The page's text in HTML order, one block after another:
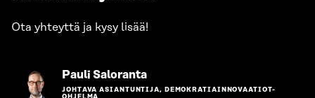
Ota yhteyttä ja kysy lisää!
Pauli SalorantaSiirry
henkilön
JOHTAVA ASIANTUNTIJA, DEMOKRATIAINNOVAATIOT-
OHJELMA